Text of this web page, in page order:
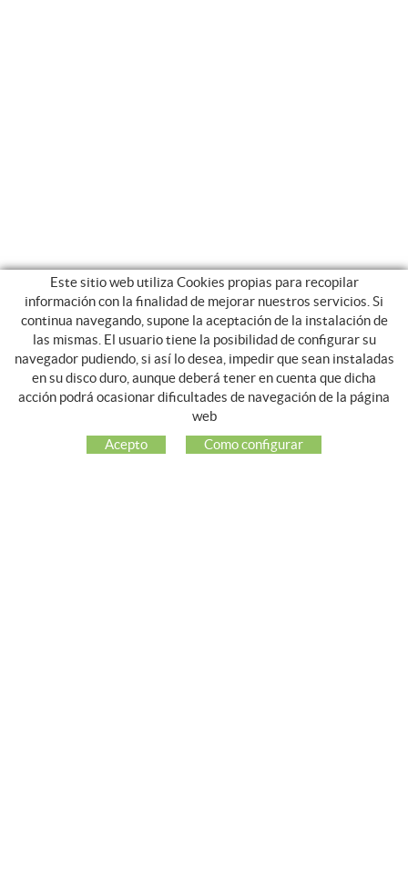
NOSOTROS
EMPRESA
MI CUENTA
Este sitio web utiliza Cookies propias para recopilar
información con la finalidad de mejorar nuestros servicios. Si
continua navegando, supone la aceptación de la instalación de
las mismas. El usuario tiene la posibilidad de configurar su
navegador pudiendo, si así lo desea, impedir que sean instaladas
en su disco duro, aunque deberá tener en cuenta que dicha
acción podrá ocasionar dificultades de navegación de la página
web
Acepto
Como configurar